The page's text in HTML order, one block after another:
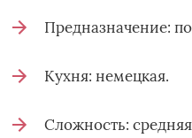
Предназначение:
Кухня: немецкая.
Сложность: